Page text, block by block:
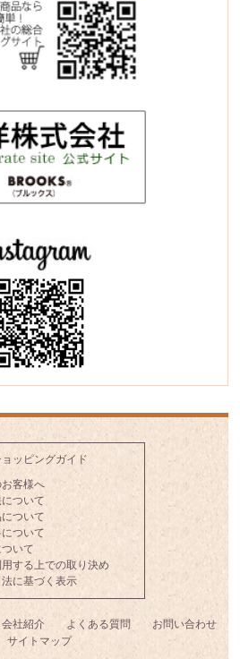
ョッピングガイド
客様へ
ついて
ついて
ついて
いて
する上での取り決め
に基づく表示
会社紹介 よくある質問
お問い合わせ
サイトマップ